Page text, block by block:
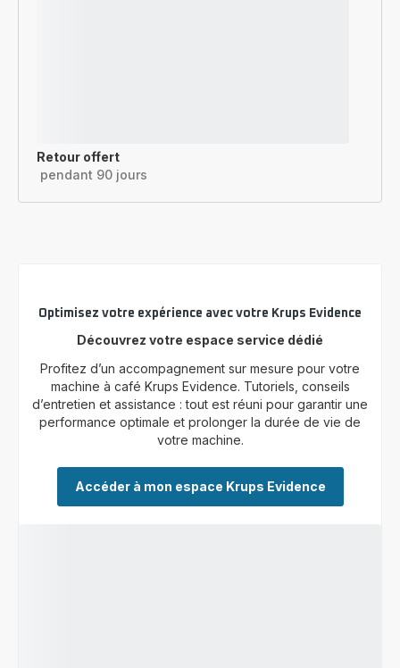
Retour offert
pendant 90 jours
Optimisez votre expérience avec votre Krups Evidence
Découvrez votre espace service dédié
Profitez d’un accompagnement sur mesure pour votre
machine à café Krups Evidence. Tutoriels, conseils
d’entretien et assistance : tout est réuni pour garantir une
performance optimale et prolonger la durée de vie de
votre machine.
Accéder à mon espace Krups Evidence